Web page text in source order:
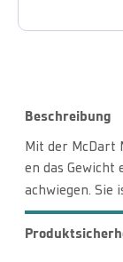
Beschreibung
Mit der McDart
en das
achwiegen. Sie